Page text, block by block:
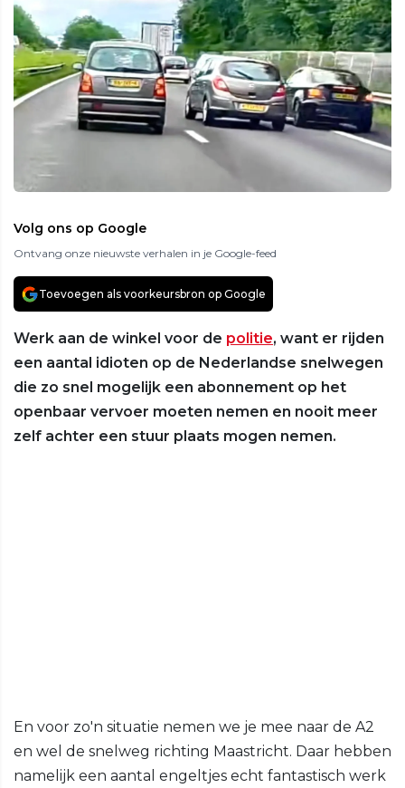
Volg ons op Google
Ontvang onze nieuwste verhalen in je Google-feed
Toevoegen als voorkeursbron op Google
Werk aan de winkel voor de politie, want er rijden
een aantal idioten op de Nederlandse snelwegen
die zo snel mogelijk een abonnement op het
openbaar vervoer moeten nemen en nooit meer
zelf achter een stuur plaats mogen nemen.
En voor zo'n situatie nemen we je mee naar de A2
en wel de snelweg richting Maastricht. Daar hebben
namelijk een aantal engeltjes echt fantastisch werk